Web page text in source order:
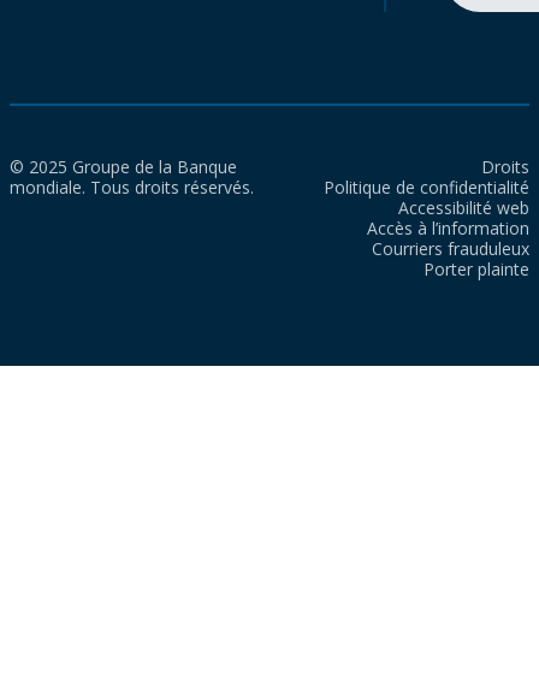
© 2025 Groupe de la Banque
mondiale. Tous droits réservés.
Droits
Politique de confidentialité
Accessibilité web
Accès à l’information
Courriers frauduleux
Porter plainte